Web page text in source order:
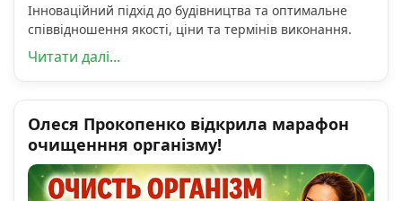
Інноваційний підхід до будівництва та оптимальне
співвідношення якості, ціни та термінів виконання.
Читати далі...
Олеся Прокопенко відкрила марафон
очищенння організму!